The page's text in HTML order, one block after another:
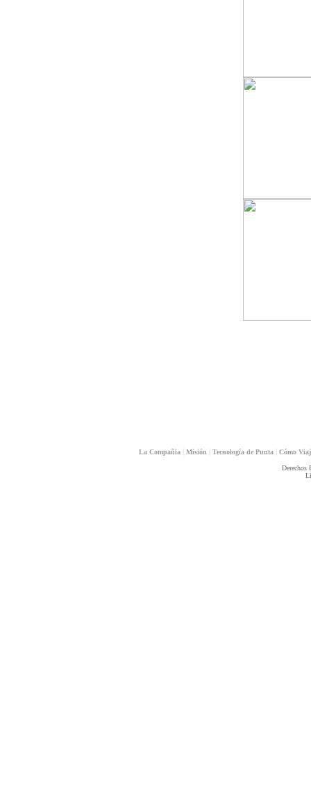
La Compañia | Misión | Tecnología de Punta | Cómo
Derechos